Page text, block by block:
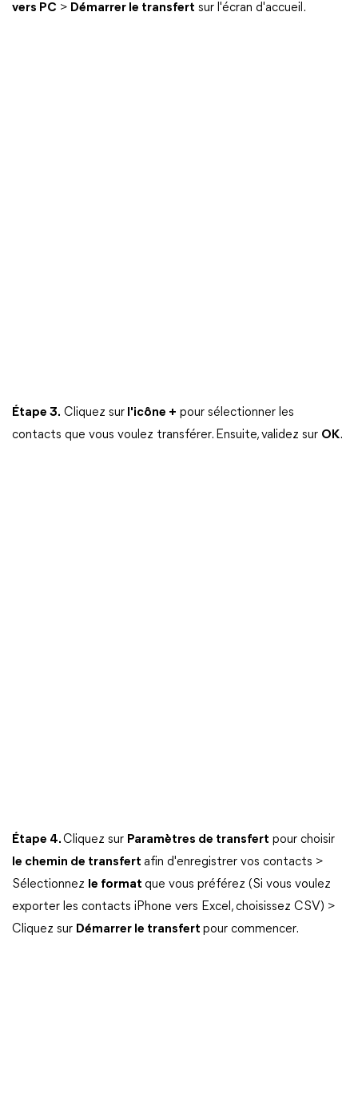
vers PC > Démarrer le transfert sur l'écran d'accueil.
Étape 3. Cliquez sur l'icône + pour sélectionner les
contacts que vous voulez transférer. Ensuite, validez sur OK.
Étape 4.Cliquez sur Paramètres de transfert pour choisir
le chemin de transfert afin d'enregistrer vos contacts >
Sélectionnez le format que vous préférez (Si vous voulez
exporter les contacts iPhone vers Excel, choisissez CSV) >
Cliquez sur Démarrer le transfert pour commencer.